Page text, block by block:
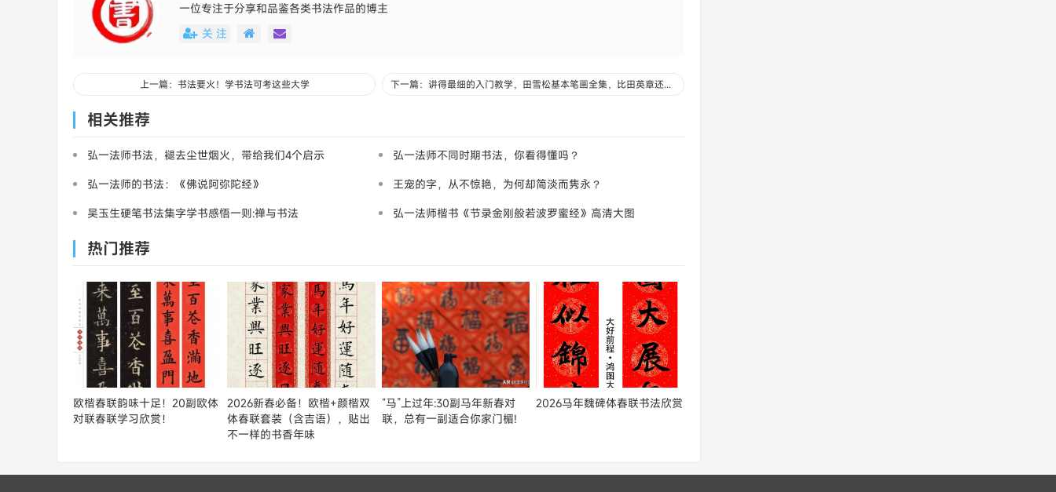
一位专注于分享和品鉴各类书法作品的博主
关 注
上一篇：书法要火！学书法可考这些大学 下一篇：讲得最细的入门教学，田雪松基本笔画全集，比田英章还深入！
相关推荐
弘一法师书法，褪去尘世烟火，带给我们4个启示
弘一法师不同时期书法，你看得懂吗？
弘一法师的书法：《佛说阿弥陀经》
王宠的字，从不惊艳，为何却简淡而隽永？
吴玉生硬笔书法集字学书感悟一则:禅与书法
弘一法师楷书《节录金刚般若波罗蜜经》高清大图
热门推荐
欧楷春联韵味十足！20副欧体
对联春联学习欣赏！
2026新春必备！欧楷+颜楷双
体春联套装（含吉语），贴出
不一样的书香年味
“马”上过年:30副马年新春对
联，总有一副适合你家门楣!
2026马年魏碑体春联书法欣赏